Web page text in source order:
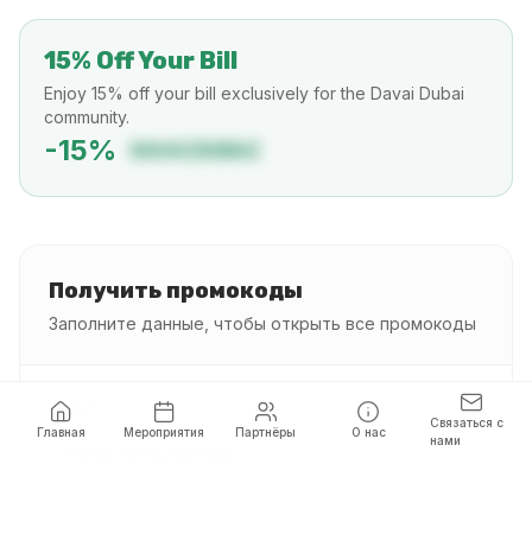
15% Off Your Bill
Enjoy 15% off your bill exclusively for the Davai Dubai
community.
-15% DAVAIDUBAI
Получить промокоды
Заполните данные, чтобы открыть все промокоды
Имя
Главная Мероприятия Партнёры О нас
Связаться с
нами